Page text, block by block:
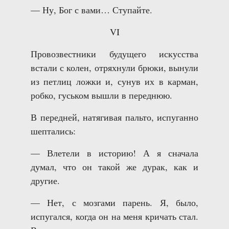
— Ну, Бог с вами… Ступайте.
VI
Провозвестники будущего искусства
встали с колен, отряхнули брюки, вынули
из петлиц ложки и, сунув их в карман,
робко, гуськом вышли в переднюю.
В передней, натягивая пальто, испуганно
шептались:
— Влетели в историю! А я сначала
думал, что он такой же дурак, как и
другие.
— Нет, с мозгами парень. Я, было,
испугался, когда он на меня кричать стал.